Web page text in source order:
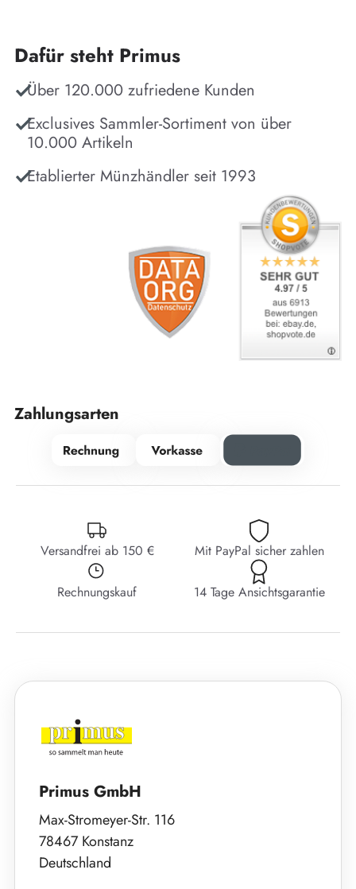
Dafür steht Primus
Über 120.000 zufriedene Kunden
Exclusives Sammler-Sortiment von über
10.000 Artikeln
Etablierter Münzhändler seit 1993
Zahlungsarten
Versandfrei ab 150 € Mit PayPal sicher zahlen
Rechnungskauf 14 Tage Ansichtsgarantie
Primus GmbH
Max-Stromeyer-Str. 116
78467 Konstanz
Deutschland